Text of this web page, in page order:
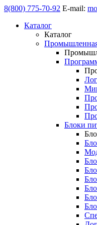
8(800) 775-70-92 E-mail:
Каталог
Каталог
Блоки